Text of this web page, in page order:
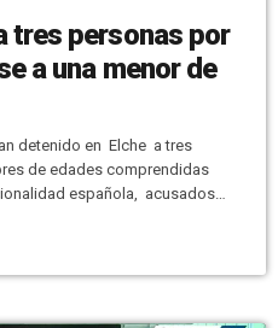
tres personas por
a una menor de
detenido en Elche a tres
de edades comprendidas
española, acusados
y pertenencia a grupo